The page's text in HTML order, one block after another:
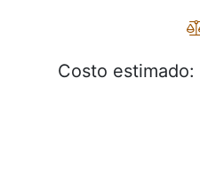
Costo estimado: